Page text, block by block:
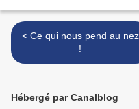
< Ce qui nous pend au nez
!
Hébergé par Canalblog